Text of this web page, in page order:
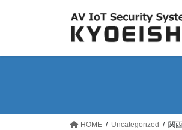
HOME Uncategorized 関